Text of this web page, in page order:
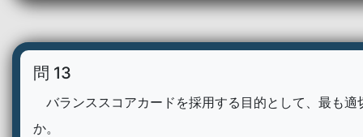
問 13
バランススコアカードを採用する目的として、最も適
か。